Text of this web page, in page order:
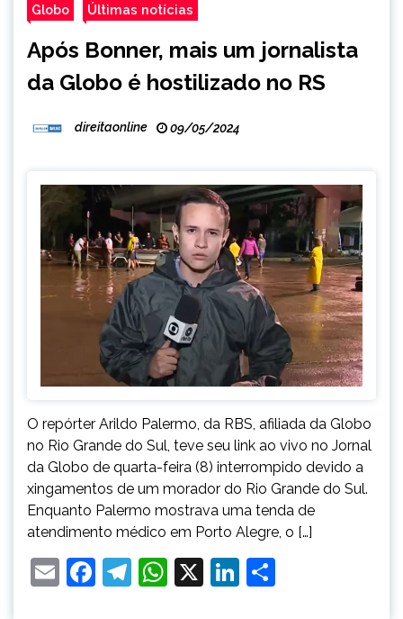
Globo Últimas notícias
Após Bonner, mais um jornalista
da Globo é hostilizado no RS
direitaonline 09/05/2024
O repórter Arildo Palermo, da RBS, afiliada da Globo
no Rio Grande do Sul, teve seu link ao vivo no Jornal
da Globo de quarta-feira (8) interrompido devido a
xingamentos de um morador do Rio Grande do Sul.
Enquanto Palermo mostrava uma tenda de
atendimento médico em Porto Alegre, o […]
EmailFacebook
Telegram
WhatsApp
X LinkedIn